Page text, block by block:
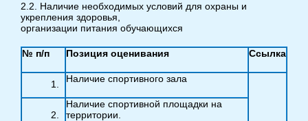
2.2. Наличие необходимых условий для охраны и
укрепления здоровья,
организации питания обучающихся
№ п/п Позиция оценивания Ссылка
Наличие спортивного зала
Наличие спортивной площадки на
территории.